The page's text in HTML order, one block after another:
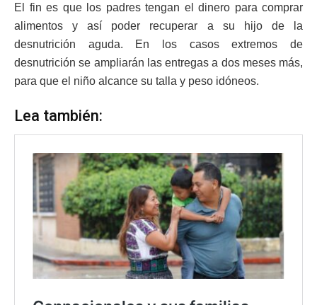
El fin es que los padres tengan el dinero para comprar
alimentos y así poder recuperar a su hijo de la
desnutrición aguda. En los casos extremos de
desnutrición se ampliarán las entregas a dos meses más,
para que el niño alcance su talla y peso idóneos.
Lea también: